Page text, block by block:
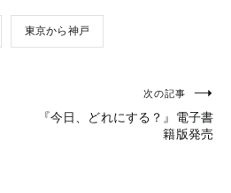
東京から神戸
次の記事
『今日、どれにする？』電子書
籍版発売